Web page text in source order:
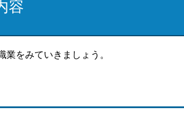
容
をみていきましょう。